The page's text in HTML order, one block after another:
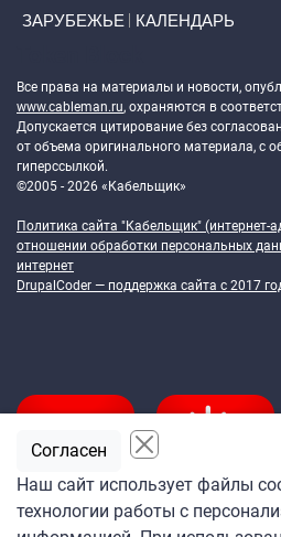
ЗАРУБЕЖЬЕ КАЛЕНДАРЬ
Все права на материалы и новости,
www.cableman.ru, охраняются в
Допускается цитирование без
от объема оригинального материала, с
гиперссылкой.
©2005 - 2026 «Кабельщик»
Политика сайта "Кабельщик" (интернет-
отношении обработки персональных
интернет
DrupalCoder — поддержка сайта c 2017
Наш сайт использует файлы
технологии работы с
Согласен